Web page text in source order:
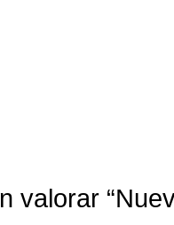
valorar